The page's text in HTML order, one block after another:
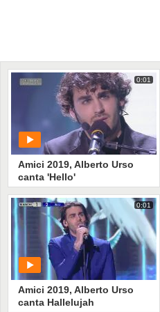
0:01
Amici 2019, Alberto Urso
canta 'Hello'
PLAY
83265 • diMediaset
0:01
Amici 2019, Alberto Urso
canta Hallelujah